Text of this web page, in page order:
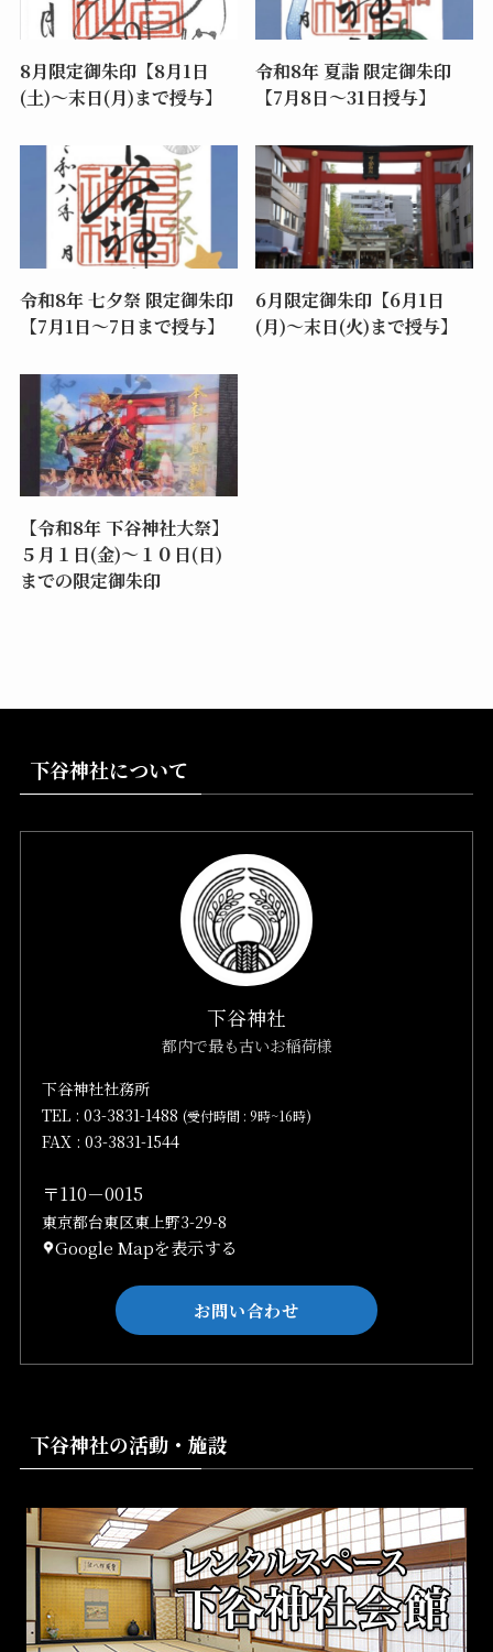
8月限定御朱印【8月1日
(土)～末日(月)まで授与】
令和8年 夏詣 限定御朱印
【7月8日〜31日授与】
令和8年 七夕祭 限定御朱印
【7月1日～7日まで授与】
6月限定御朱印【6月1日
(月)～末日(火)まで授与】
【令和8年 下谷神社大祭】
５月１日(金)～１０日(日)
までの限定御朱印
下谷神社について
下谷神社
都内で最も古いお稲荷様
下谷神社社務所
TEL :03-3831-1488 (受付時間 : 9時~16時)
FAX : 03-3831-1544
〒110－0015
東京都台東区東上野3-29-8
Google Mapを表示する
お問い合わせ
下谷神社の活動・施設